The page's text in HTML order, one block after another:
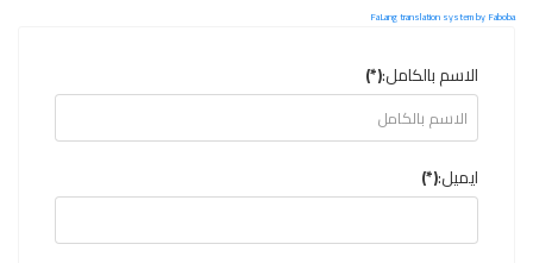
FaLang translation system by Faboba
الاسم بالكامل:(*)
ايميل:(*)